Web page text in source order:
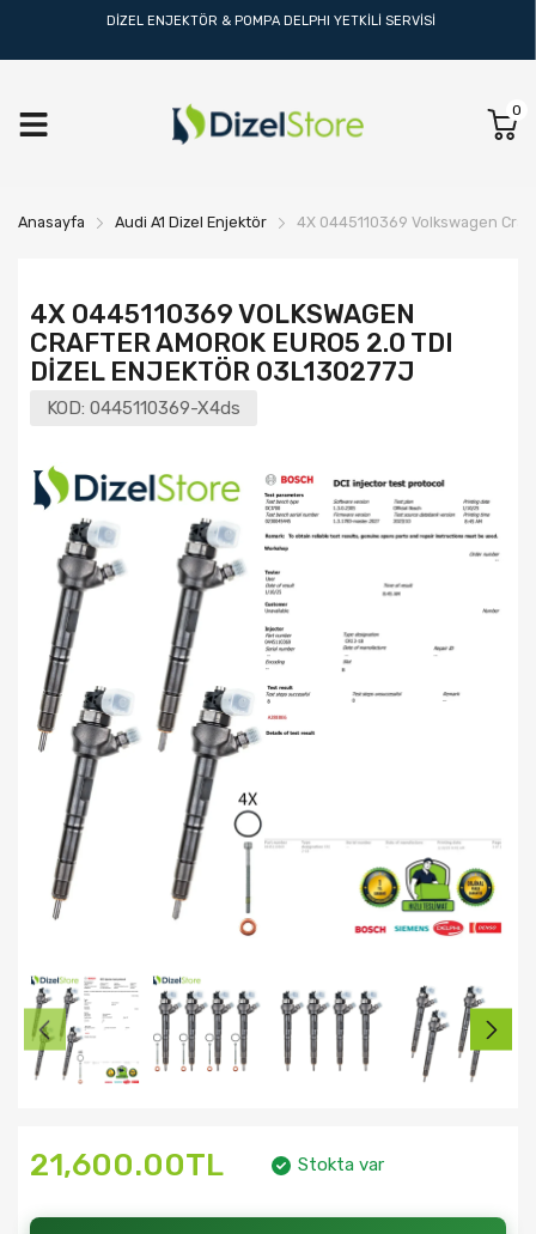
DİZEL ENJEKTÖR & POMPA DELPHI YETKİLİ SERVİSİ
0
Anasayfa Audi A1 Dizel Enjektör 4X 0445110369 Volkswagen
4X 0445110369 VOLKSWAGEN
CRAFTER AMOROK EURO5 2.0 TDI
DIZEL ENJEKTÖR 03L130277J
KOD: 0445110369-X4ds
21,600.00TL Stokta var